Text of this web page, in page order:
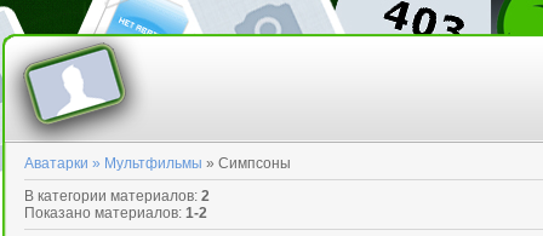
Аватарки » Мультфильмы » Симпсоны
В категории материалов: 2
Показано материалов: 1-2